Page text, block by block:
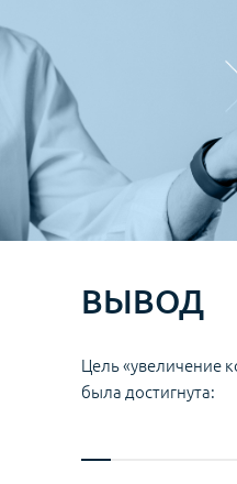
ВЫВОД
Цель «увеличение
была достигнута: